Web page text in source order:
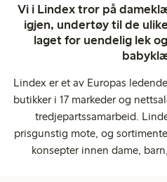
Vi i Lindex tror på
igjen, undertøy til de
laget for uendelig lek
Lindex er et av Europas
butikker i 17 markeder og
tredjepartssamarbeid.
prisgunstig mote, og
konsepter innen dame,